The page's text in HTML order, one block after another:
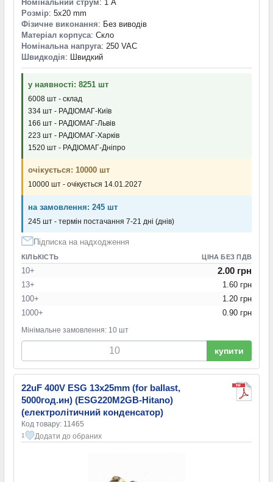
Номінальний струм: 1 А
Розмір: 5x20 mm
Фізичне виконання: Без виводів
Матеріал корпуса: Скло
Номінальна напруга: 250 VAC
Швидкодія: Швидкий
у наявності: 8251 шт
6008 шт - склад
334 шт - РАДІОМАГ-Київ
166 шт - РАДІОМАГ-Львів
223 шт - РАДІОМАГ-Харків
1520 шт - РАДІОМАГ-Дніпро
очікується: 10000 шт
10000 шт - очікується 14.01.2027
на замовлення: 245 шт
245 шт - термін постачання 7-21 дні (днів)
Підписка на надходження
КІЛЬКІСТЬ ЦІНА БЕЗ ПДВ
10+ 2.00 грн
13+
1.60 грн
100+
1.20 грн
1000+
0.90 грн
Мінімальне замовлення: 10 шт
купити
22uF 400V ESG 13x25mm (for ballast,
5000год.ин) (ESG220M2GB-Hitano)
(електролітичний конденсатор)
Код товару: 11465
1 Додати до обраних